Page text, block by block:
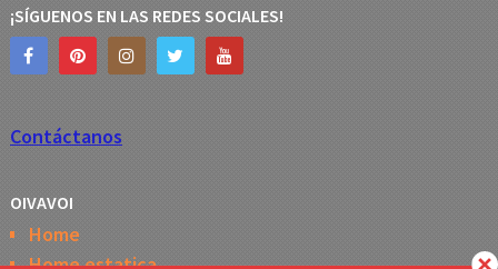
¡SÍGUENOS EN LAS REDES SOCIALES!
Contáctanos
OIVAVOI
Home